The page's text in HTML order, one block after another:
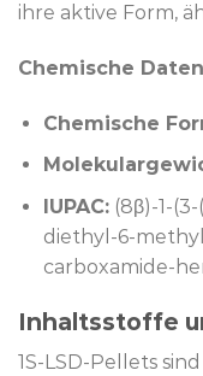
ihre aktive Form,
Chemische
Chemische
IUPAC:(8β)-1-
diethyl-6-
carboxamide-
Inhaltsstoffe
1S-LSD-Pellets